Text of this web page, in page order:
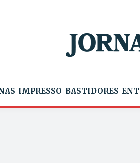
IMPRESSO BASTIDORES